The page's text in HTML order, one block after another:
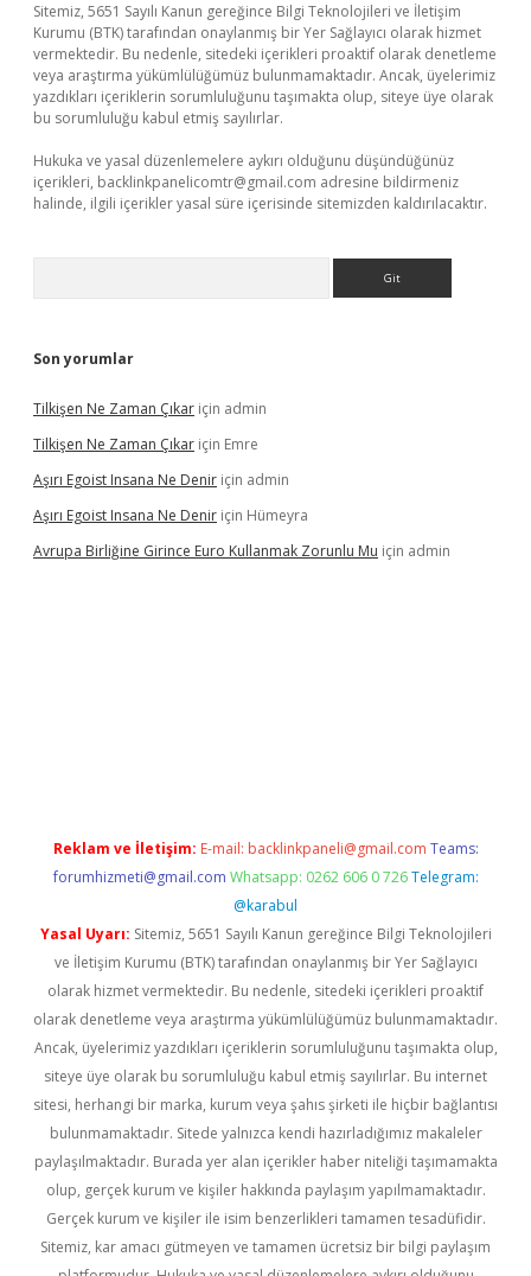
Sitemiz, 5651 Sayılı Kanun gereğince Bilgi Teknolojileri ve İletişim
Kurumu (BTK) tarafından onaylanmış bir Yer Sağlayıcı olarak hizmet
vermektedir. Bu nedenle, sitedeki içerikleri proaktif olarak denetleme
veya araştırma yükümlülüğümüz bulunmamaktadır. Ancak, üyelerimiz
yazdıkları içeriklerin sorumluluğunu taşımakta olup, siteye üye olarak
bu sorumluluğu kabul etmiş sayılırlar.
Hukuka ve yasal düzenlemelere aykırı olduğunu düşündüğünüz
içerikleri, backlinkpanelicomtr@gmail.com adresine bildirmeniz
halinde, ilgili içerikler yasal süre içerisinde sitemizden kaldırılacaktır.
Son yorumlar
Tilkişen Ne Zaman Çıkar için admin
Tilkişen Ne Zaman Çıkar için Emre
Aşırı Egoist Insana Ne Denir için admin
Aşırı Egoist Insana Ne Denir için Hümeyra
Avrupa Birliğine Girince Euro Kullanmak Zorunlu Mu için admin
Reklam ve İletişim: E-mail: backlinkpaneli@gmail.com Teams:
forumhizmeti@gmail.com Whatsapp: 0262 606 0 726 Telegram:
@karabul
Yasal Uyarı: Sitemiz, 5651 Sayılı Kanun gereğince Bilgi Teknolojileri
ve İletişim Kurumu (BTK) tarafından onaylanmış bir Yer Sağlayıcı
olarak hizmet vermektedir. Bu nedenle, sitedeki içerikleri proaktif
olarak denetleme veya araştırma yükümlülüğümüz bulunmamaktadır.
Ancak, üyelerimiz yazdıkları içeriklerin sorumluluğunu taşımakta olup,
siteye üye olarak bu sorumluluğu kabul etmiş sayılırlar. Bu internet
sitesi, herhangi bir marka, kurum veya şahıs şirketi ile hiçbir bağlantısı
bulunmamaktadır. Sitede yalnızca kendi hazırladığımız makaleler
paylaşılmaktadır. Burada yer alan içerikler haber niteliği taşımamakta
olup, gerçek kurum ve kişiler hakkında paylaşım yapılmamaktadır.
Gerçek kurum ve kişiler ile isim benzerlikleri tamamen tesadüfidir.
Sitemiz, kar amacı gütmeyen ve tamamen ücretsiz bir bilgi paylaşım